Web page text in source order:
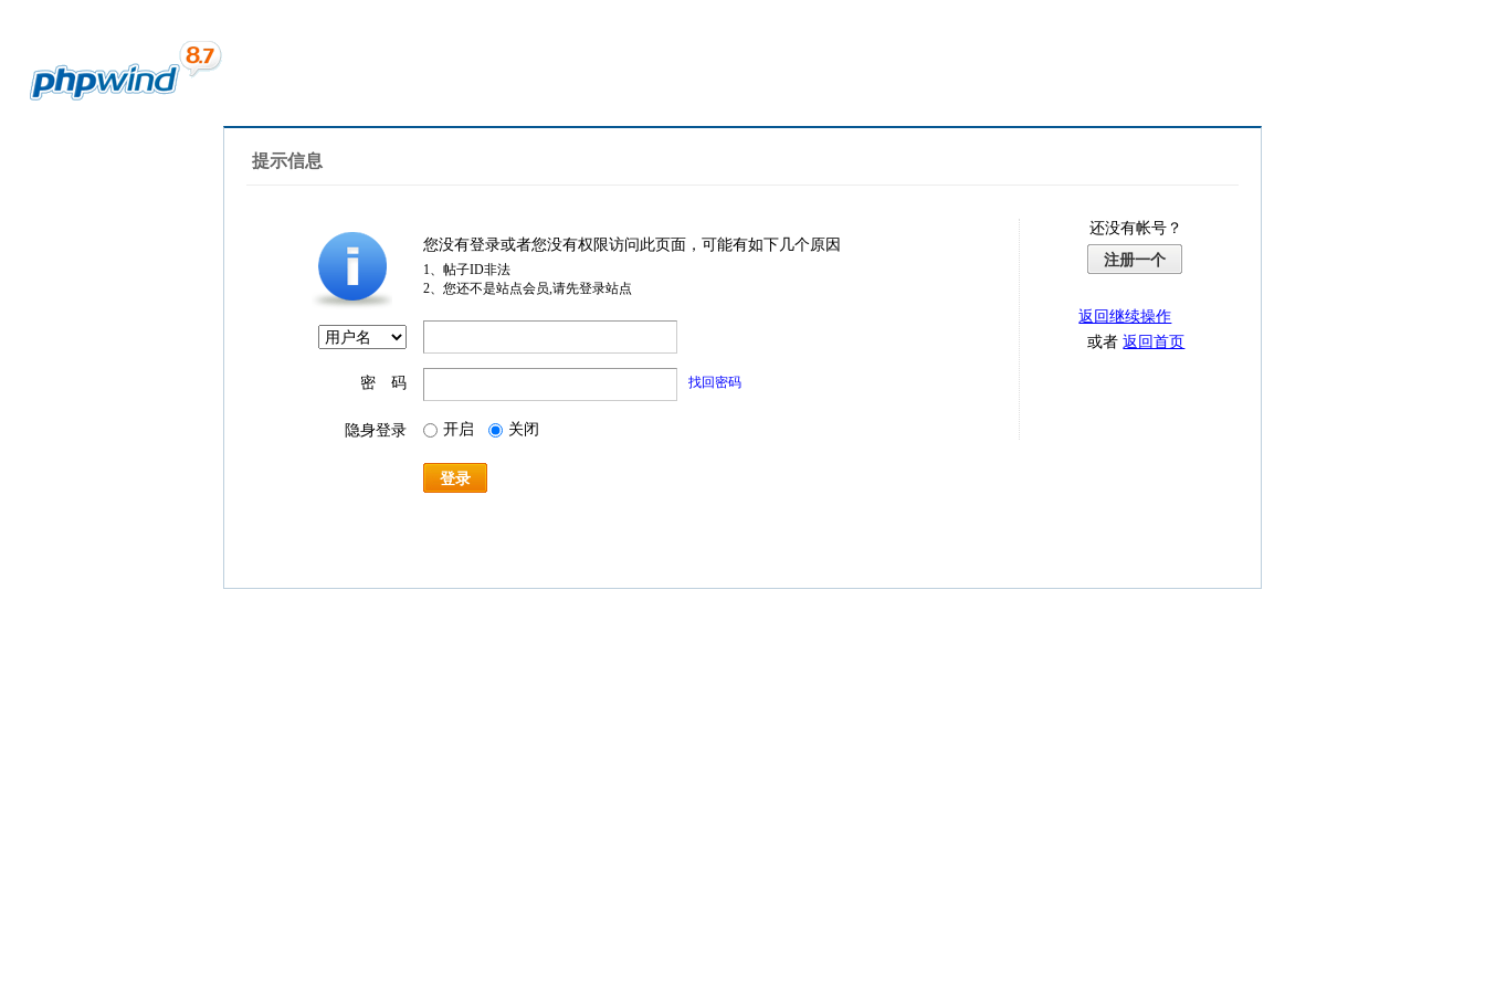
提示信息
您没有登录或者您没有权限访问此页面，可能有如下几个原因
1、帖子ID非法
2、您还不是站点会员,请先登录站点
密 码 找回密码
隐身登录 开启 关闭
登录
还没有帐号？
注册一个
返回继续操作
或者返回首页